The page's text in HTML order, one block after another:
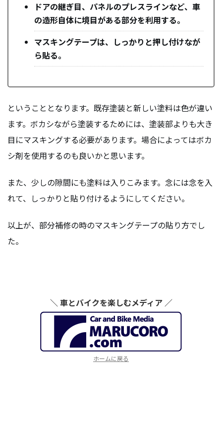
ドアの継ぎ目、パネルのプレスラインなど、車
の造形自体に境目がある部分を利用する。
マスキングテープは、しっかりと押し付けなが
ら貼る。
ということとなります。既存塗装と新しい塗料は色が違い
ます。ボカシながら塗装するためには、塗装部よりも大き
目にマスキングする必要があります。場合によってはボカ
シ剤を使用するのも良いかと思います。
また、少しの隙間にも塗料は入りこみます。念には念を入
れて、しっかりと貼り付けるようにしてください。
以上が、部分補修の時のマスキングテープの貼り方でし
た。
＼ 車とバイクを楽しむメディア ／
ホームに戻る